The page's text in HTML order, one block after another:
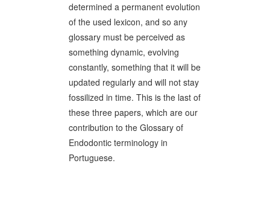
determined a permanent evolution
of the used lexicon, and so any
glossary must be perceived as
something dynamic, evolving
constantly, something that it will be
updated regularly and will not stay
fossilized in time. This is the last of
these three papers, which are our
contribution to the Glossary of
Endodontic terminology in
Portuguese.